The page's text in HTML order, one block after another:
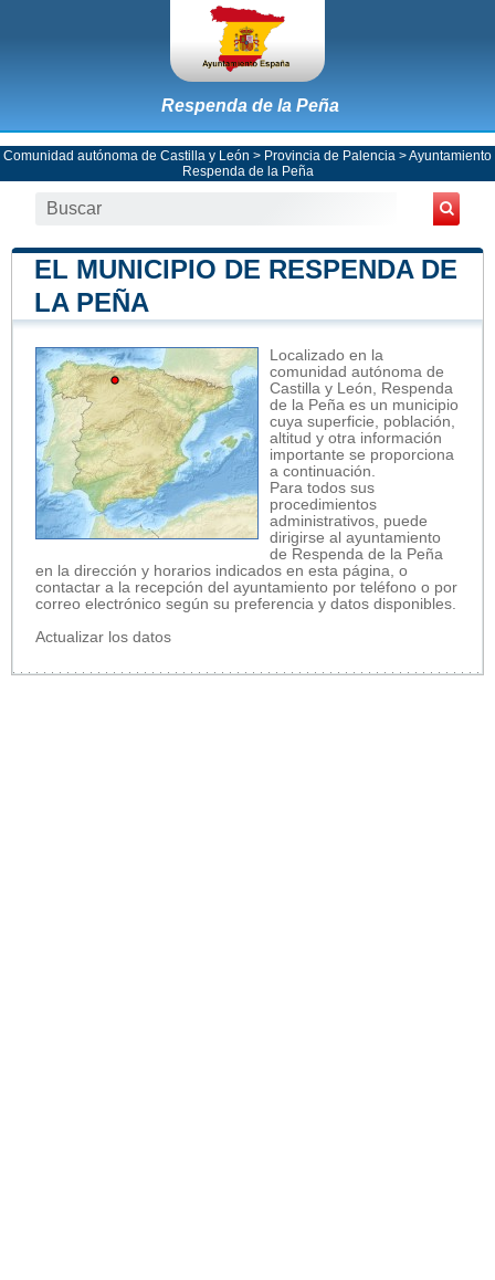
Respenda de la Peña
Comunidad autónoma de Castilla y León > Provincia de Palencia >Ayuntamiento
Respenda de la Peña
EL MUNICIPIO DE RESPENDA DE
LA PEÑA
Localizado en la
comunidad autónoma de
Castilla y León, Respenda
de la Peña es un municipio
cuya superficie, población,
altitud y otra información
importante se proporciona
a continuación.
Para todos sus
procedimientos
administrativos, puede
dirigirse al ayuntamiento
de Respenda de la Peña
en la dirección y horarios indicados en esta página, o
contactar a la recepción del ayuntamiento por teléfono o por
correo electrónico según su preferencia y datos disponibles.
Actualizar los datos